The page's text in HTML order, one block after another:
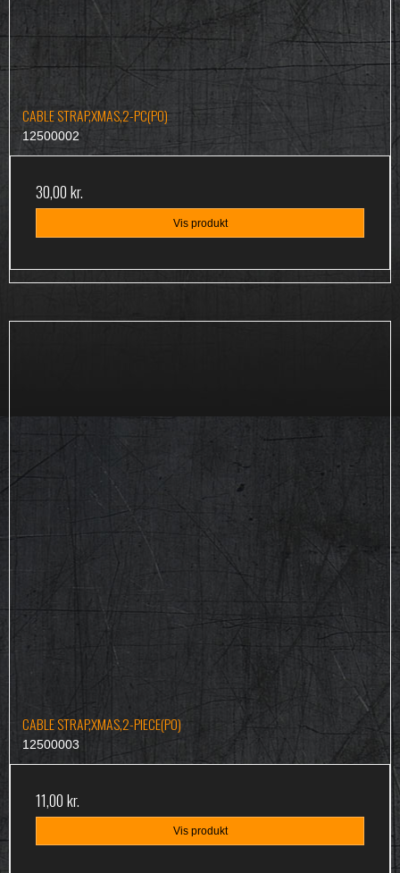
CABLE STRAP,XMAS,2-PC(PO)
12500002
30,00 kr.
Vis produkt
CABLE STRAP,XMAS,2-PIECE(PO)
12500003
11,00 kr.
Vis produkt